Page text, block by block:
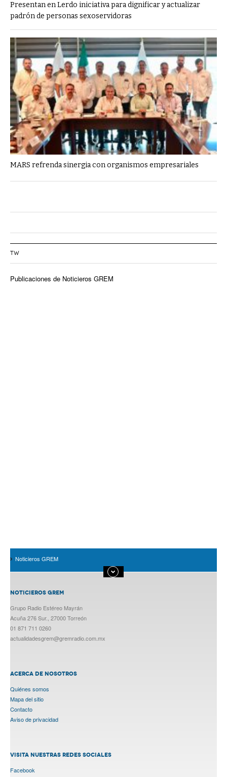
Presentan en Lerdo iniciativa para dignificar y actualizar
padrón de personas sexoservidoras
MARS refrenda sinergia con organismos empresariales
TW
Publicaciones de Noticieros GREM
Noticieros GREM
NOTICIEROS GREM
Grupo Radio Estéreo Mayrán
Acuña 276 Sur., 27000 Torreón
01 871 711 0260
actualidadesgrem@gremradio.com.mx
ACERCA DE NOSOTROS
Quiénes somos
Mapa del sitio
Contacto
Aviso de privacidad
VISITA NUESTRAS REDES SOCIALES
Facebook